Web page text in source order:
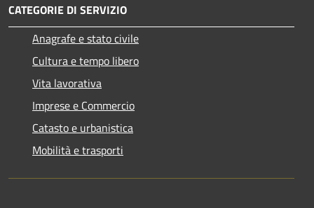
CATEGORIE DI SERVIZIO
Anagrafe e stato civile
Cultura e tempo libero
Vita lavorativa
Imprese e Commercio
Catasto e urbanistica
Mobilità e trasporti